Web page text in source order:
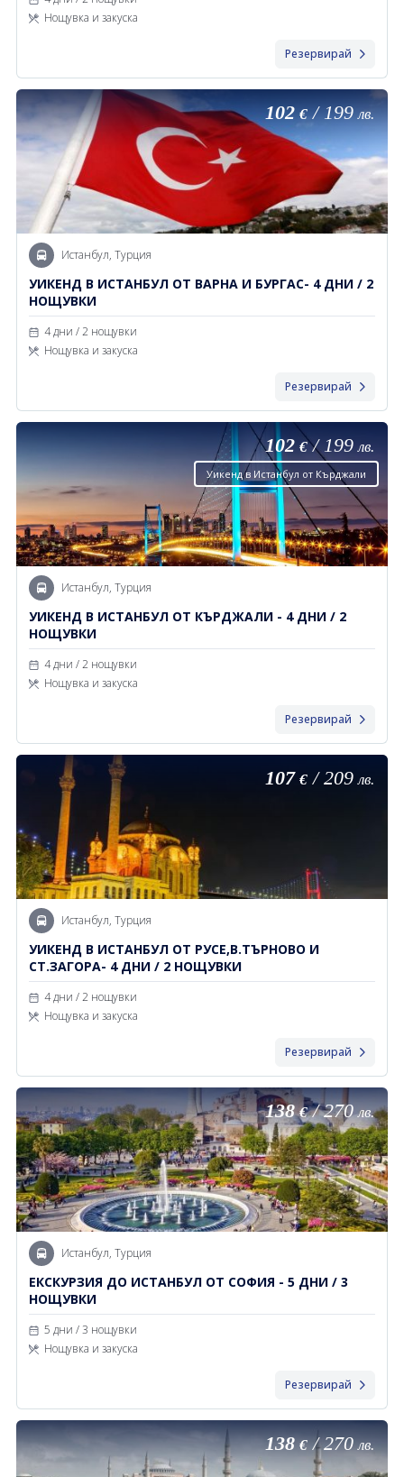
Нощувка и закуска
Резервирай
102 €/199 лв.
Истанбул, Турция
УИКЕНД В ИСТАНБУЛ ОТ ВАРНА И БУРГАС- 4 ДНИ / 2
НОЩУВКИ
4 дни / 2 нощувки
Нощувка и закуска
Резервирай
Уикенд в Истанбул от Кърджали
102 €/199 лв.
Истанбул, Турция
УИКЕНД В ИСТАНБУЛ ОТ КЪРДЖАЛИ - 4 ДНИ / 2
НОЩУВКИ
4 дни / 2 нощувки
Нощувка и закуска
Резервирай
107 € /209 лв.
Истанбул, Турция
УИКЕНД В ИСТАНБУЛ ОТ РУСЕ,В.ТЪРНОВО И
СТ.ЗАГОРА- 4 ДНИ / 2 НОЩУВКИ
4 дни / 2 нощувки
Нощувка и закуска
Резервирай
138 €/270 лв.
Истанбул, Турция
ЕКСКУРЗИЯ ДО ИСТАНБУЛ ОТ СОФИЯ - 5 ДНИ / 3
НОЩУВКИ
5 дни / 3 нощувки
Нощувка и закуска
Резервирай
138 €/270 лв.